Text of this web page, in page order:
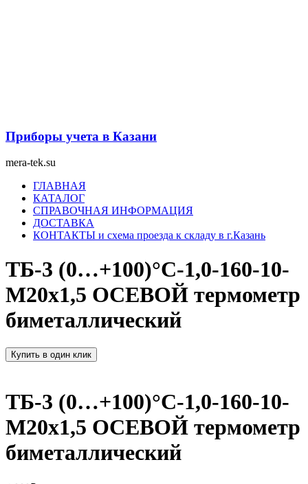
Приборы учета в Казани
mera-tek.su
МенюГЛАВНАЯ
КАТАЛОГ
СПРАВОЧНАЯ ИНФОРМАЦИЯ
ДОСТАВКА
КОНТАКТЫ и схема проезда к складу в г.Казань
ТБ-3 (0…+100)°С-1,0-160-10-
М20х1,5 ОСЕВОЙ термометр
биметаллический
Купить в один клик
ТБ-3 (0…+100)°С-1,0-160-10-
М20х1,5 ОСЕВОЙ термометр
биметаллический